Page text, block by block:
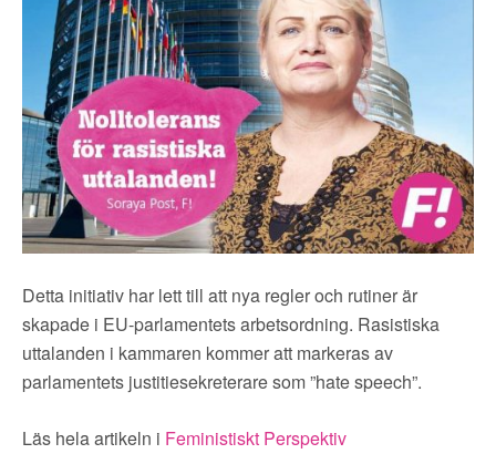
FÖR MEDLEMMAR ▼
NYHETER
SÖK
Detta initiativ har lett till att nya regler och rutiner är
skapade i EU-parlamentets arbetsordning. Rasistiska
uttalanden i kammaren kommer att markeras av
parlamentets justitiesekreterare som ”hate speech”.
Läs hela artikeln i Feministiskt Perspektiv